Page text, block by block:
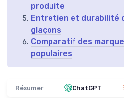
produite
Entretien et durabilité
glaçons
Comparatif des
populaires
Résumer ChatGPT